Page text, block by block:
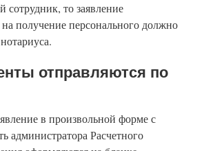
то заявление
получение персонального должно
отправляются по
в произвольной форме с
администратора Расчетного